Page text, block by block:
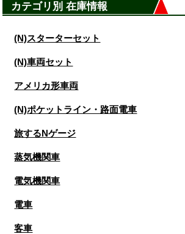
カテゴリ別 在庫情報
(N)スターターセット
(N)車両セット
アメリカ形車両
(N)ポケットライン・路面電車
旅するNゲージ
蒸気機関車
電気機関車
電車
客車